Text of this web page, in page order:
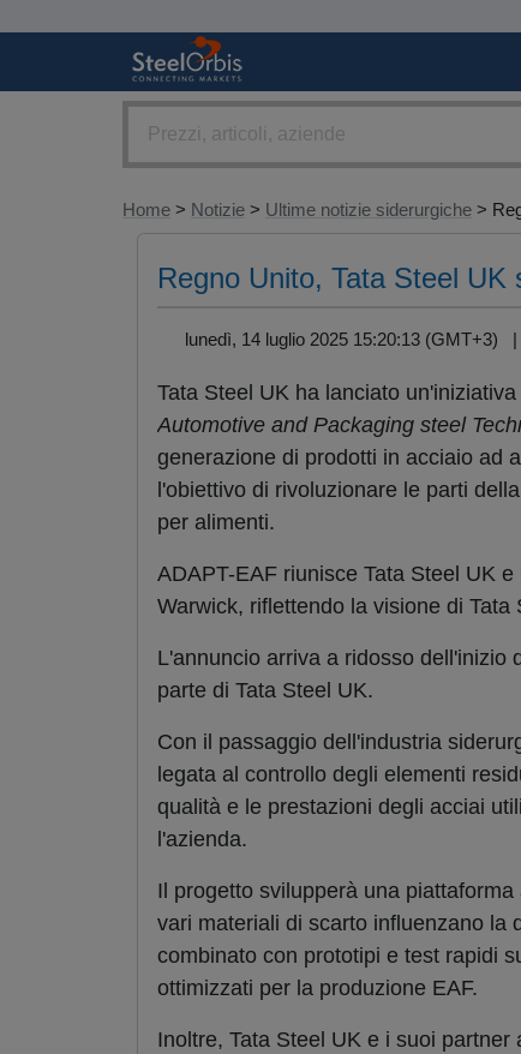
Home > Notizie > Ultime notizie siderurgiche >
Regno Unito, Tata Steel UK
lunedì, 14 luglio 2025 15:20:13 (GMT+3) |
Tata Steel UK ha lanciato
Automotive and Packaging steel
generazione di prodotti in acciaio ad
l'obiettivo di rivoluzionare le parti
per alimenti.
ADAPT-EAF riunisce Tata Steel UK
Warwick, riflettendo la visione di
L'annuncio arriva a ridosso dell'inizio
parte di Tata Steel UK.
Con il passaggio dell'industria
legata al controllo degli elementi
qualità e le prestazioni degli acciai
l'azienda.
Il progetto svilupperà una
vari materiali di scarto influenzano la
combinato con prototipi e test rapidi
ottimizzati per la produzione EAF.
Inoltre, Tata Steel UK e i suoi